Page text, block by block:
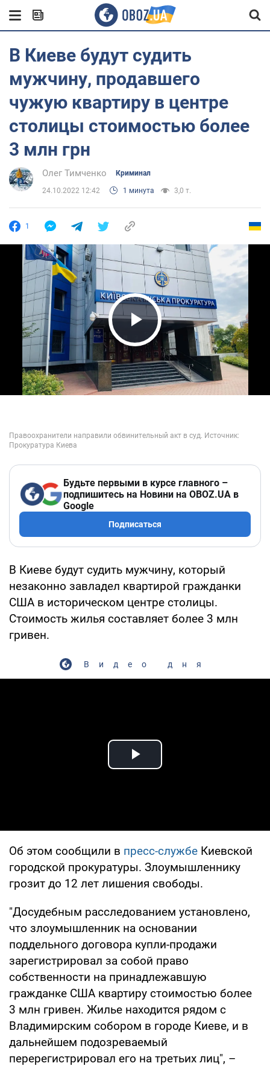
В Киеве будут судить
мужчину, продавшего
чужую квартиру в центре
столицы стоимостью более
3 млн грн
Олег Тимченко Криминал
24.10.2022 12:42 1 минута 3,0 т.
1
Play Video
Будьте первыми в курсе главного –
подпишитесь на Новини на OBOZ.UA в
Google
Подписаться
В Киеве будут судить мужчину, который
незаконно завладел квартирой гражданки
США в историческом центре столицы.
Стоимость жилья составляет более 3 млн
гривен.
Видео дня
Play Video
Об этом сообщили в пресс-службе Киевской
городской прокуратуры. Злоумышленнику
грозит до 12 лет лишения свободы.
"Досудебным расследованием установлено,
что злоумышленник на основании
поддельного договора купли-продажи
зарегистрировал за собой право
собственности на принадлежавшую
гражданке США квартиру стоимостью более
3 млн гривен. Жилье находится рядом с
Владимирским собором в городе Киеве, и в
дальнейшем подозреваемый
перерегистрировал его на третьих лиц", –